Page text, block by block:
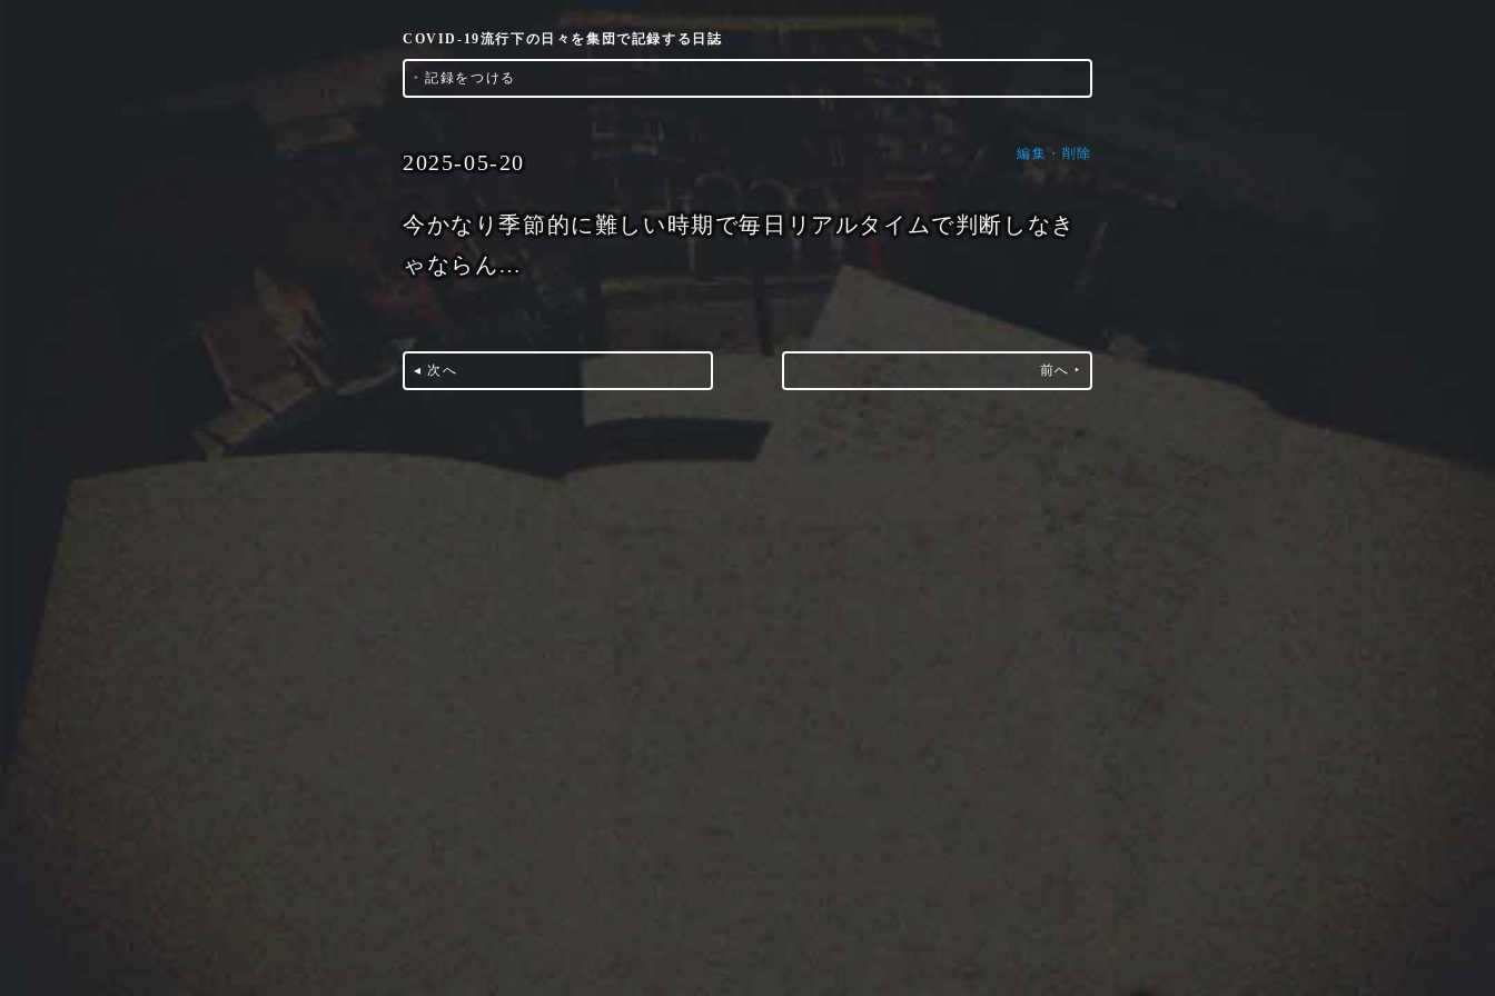
COVID-19流行下の日々を集団で記録する日誌
‣ 記録をつける
2025-05-20 編集・削除
今かなり季節的に難しい時期で毎日リアルタイムで判断しなき
ゃならん…
◂ 次へ 前へ ‣